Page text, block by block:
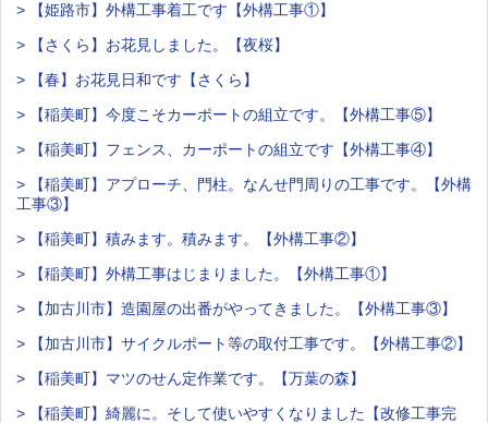
> 【姫路市】外構工事着工です【外構工事①】
> 【さくら】お花見しました。【夜桜】
> 【春】お花見日和です【さくら】
> 【稲美町】今度こそカーポートの組立です。【外構工事⑤】
> 【稲美町】フェンス、カーポートの組立です【外構工事④】
> 【稲美町】アプローチ、門柱。なんせ門周りの工事です。【外構
工事③】
> 【稲美町】積みます。積みます。【外構工事②】
> 【稲美町】外構工事はじまりました。【外構工事①】
> 【加古川市】造園屋の出番がやってきました。【外構工事③】
> 【加古川市】サイクルポート等の取付工事です。【外構工事②】
> 【稲美町】マツのせん定作業です。【万葉の森】
> 【稲美町】綺麗に。そして使いやすくなりました【改修工事完